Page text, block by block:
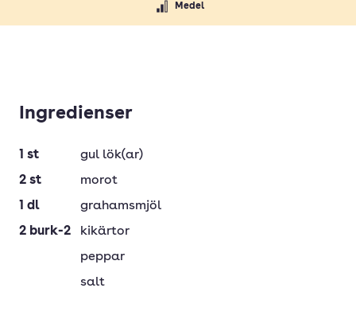
Medel
Ingredienser
1 st
gul lök(ar)
2 st
morot
1 dl
grahamsmjöl
2 burk-2
kikärtor
peppar
salt